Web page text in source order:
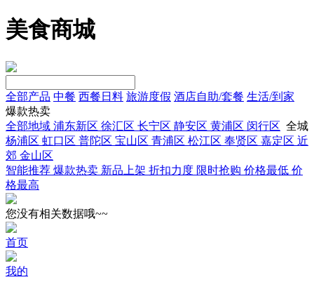
美食商城
全部产品 中餐 西餐日料 旅游度假 酒店自助/套餐 生活/到家
爆款热卖
全城
全部地域 浦东新区 徐汇区 长宁区 静安区 黄浦区 闵行区
杨浦区 虹口区 普陀区 宝山区 青浦区 松江区 奉贤区 嘉定区 近
郊 金山区
智能推荐 爆款热卖 新品上架 折扣力度 限时抢购 价格最低 价
格最高
您没有相关数据哦~~
首页
我的